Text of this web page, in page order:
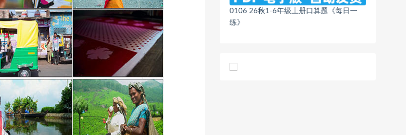
0106 26秋1-6年级上册口算题《每日一
练》